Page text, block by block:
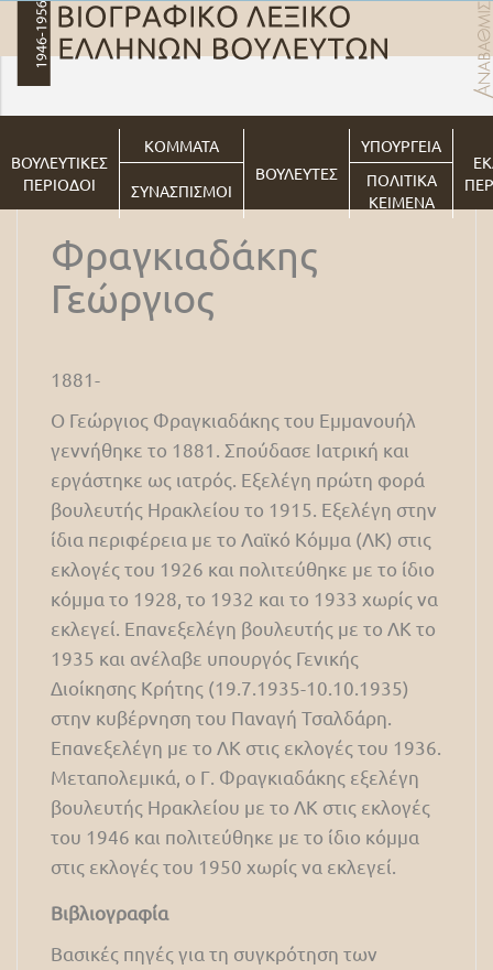
ΒΟΥΛΕΥΤΙΚΕΣ
ΠΕΡΙΟΔΟΙ
ΚΟΜΜΑΤΑ
ΒΟΥΛΕΥΤΕΣ
ΥΠΟΥΡΓΕΙΑ
ΣΥΝΑΣΠΙΣΜΟΙ
ΠΟΛΙΤΙΚΑ
ΚΕΙΜΕΝΑ
Φραγκιαδάκης
Γεώργιος
1881-
Ο Γεώργιος Φραγκιαδάκης του Εμμανουήλ
γεννήθηκε το 1881. Σπούδασε Ιατρική και
εργάστηκε ως ιατρός. Εξελέγη πρώτη φορά
βουλευτής Ηρακλείου το 1915. Εξελέγη στην
ίδια περιφέρεια με το Λαϊκό Κόμμα (ΛΚ) στις
εκλογές του 1926 και πολιτεύθηκε με το ίδιο
κόμμα το 1928, το 1932 και το 1933 χωρίς να
εκλεγεί. Επανεξελέγη βουλευτής με το ΛΚ το
1935 και ανέλαβε υπουργός Γενικής
Διοίκησης Κρήτης (19.7.1935-10.10.1935)
στην κυβέρνηση του Παναγή Τσαλδάρη.
Επανεξελέγη με το ΛΚ στις εκλογές του 1936.
Μεταπολεμικά, ο Γ. Φραγκιαδάκης εξελέγη
βουλευτής Ηρακλείου με το ΛΚ στις εκλογές
του 1946 και πολιτεύθηκε με το ίδιο κόμμα
στις εκλογές του 1950 χωρίς να εκλεγεί.
Βιβλιογραφία
Βασικές πηγές για τη συγκρότηση των